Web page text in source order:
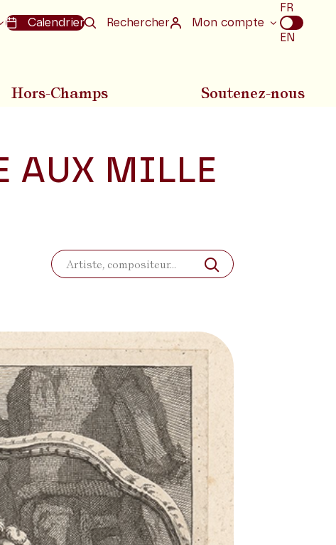
Calendrier Rechercher Mon compte
Choix
de
la
FR
EN
Hors-Champs Soutenez-nous
AUX MILLE
Rechercher